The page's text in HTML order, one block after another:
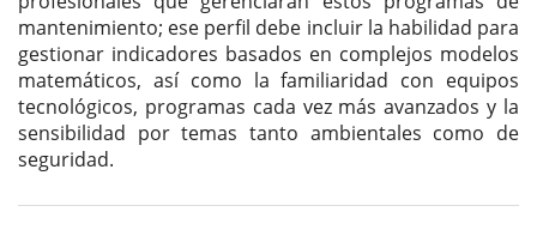
mantenimiento; ese perfil debe incluir la habilidad para
gestionar indicadores basados en complejos modelos
matemáticos, así como la familiaridad con equipos
tecnológicos, programas cada vez más avanzados y la
sensibilidad por temas tanto ambientales como de
seguridad.